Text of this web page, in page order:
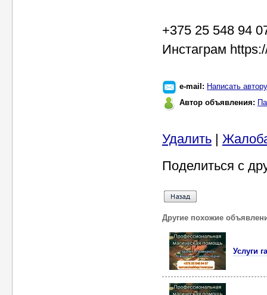
+375 25 548 94
Инстаграм
e-mail: Написать автору
Автор объявления:
Удалить |
Поделиться с
Другие похожие
Услуги